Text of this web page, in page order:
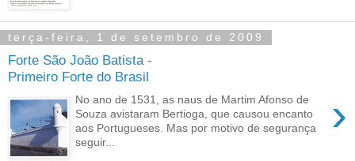
terça-feira, 1 de setembro de 2009
Forte São João Batista -
Primeiro Forte do Brasil
›
No ano de 1531, as naus de Martim Afonso de
Souza avistaram Bertioga, que causou encanto
aos Portugueses. Mas por motivo de segurança
seguir...